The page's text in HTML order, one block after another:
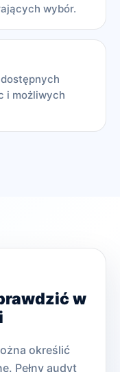
wybór.
i możliwych
w
określić
Pełny audyt